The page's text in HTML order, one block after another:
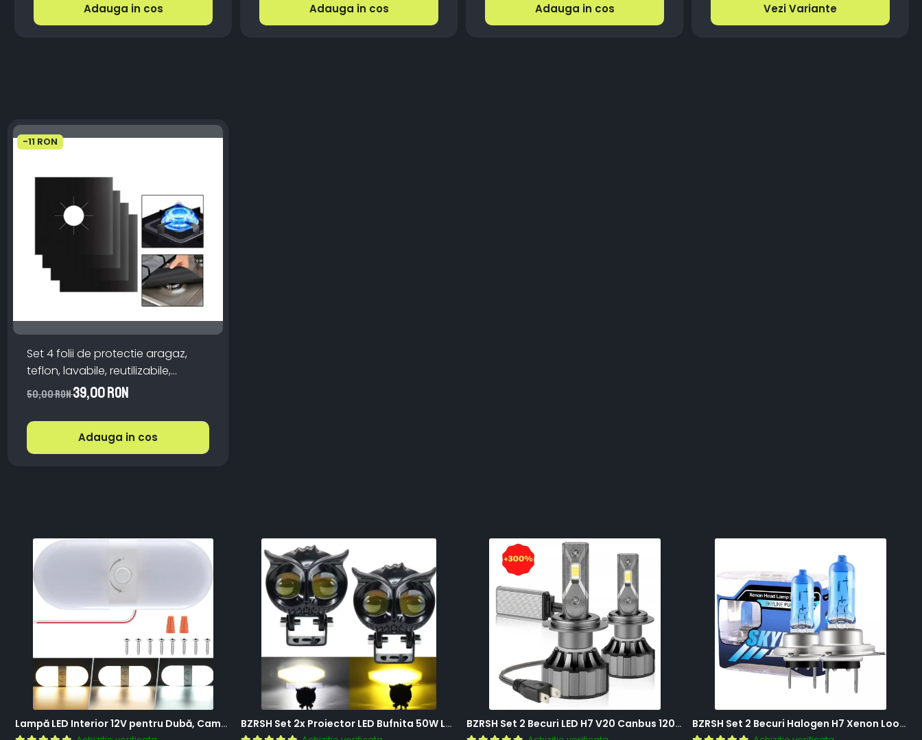
Adauga in cos Adauga in cos Adauga in cos Vezi Variante
-11 RON
Set 4 folii de protectie aragaz,
teflon, lavabile, reutilizabile,
Negru/Gri
50,00 RON39,00 RON
Adauga in cos
Lampă LED Interior 12V pentru Dubă, Camper și Rulotă - 180LED, 33 cm, 3 Temperaturii de Culoare, Intensitate Reglabilă, Iluminare Compartiment Marfă BZRSH Set 2x Proiector LED Bufnita 50W Lupa 2 Faze Alb-Galben 12-24V Moto ATV BZRSH Set 2 Becuri LED H7 V20 Canbus 120W 12000 Lumeni Alb Rece 6000K Fara Eroare BZRSH Set 2 Becuri Halogen H7 Xenon Look 12V 55W 5000K Lumina Alba